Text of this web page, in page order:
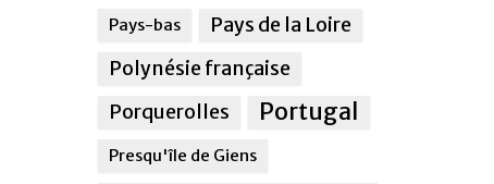
Pays-bas
Pays de la Loire
Polynésie française
Porquerolles
Portugal
Presqu'île de Giens